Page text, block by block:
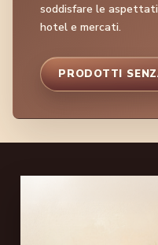
soddisfare le
hotel e mercati.
PRODOTTI